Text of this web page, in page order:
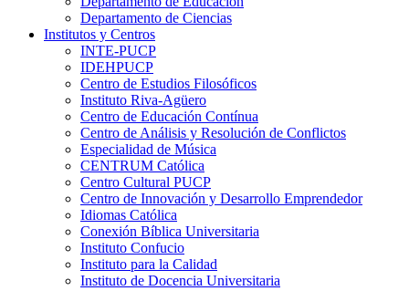
Departamento de Ciencias
Institutos y Centros
INTE-PUCP
IDEHPUCP
Centro de Estudios Filosóficos
Instituto Riva-Agüero
Centro de Educación Contínua
Centro de Análisis y Resolución de Conflictos
Especialidad de Música
CENTRUM Católica
Centro Cultural PUCP
Centro de Innovación y Desarrollo Emprendedor
Idiomas Católica
Conexión Bíblica Universitaria
Instituto Confucio
Instituto para la Calidad
Instituto de Docencia Universitaria